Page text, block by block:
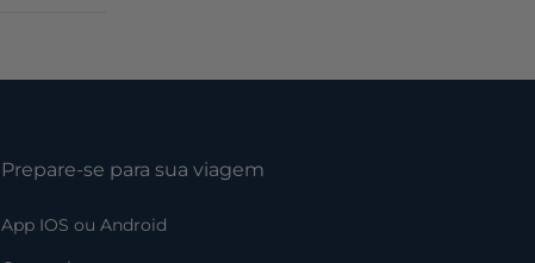
Prepare-se para sua viagem
App IOS ou Android